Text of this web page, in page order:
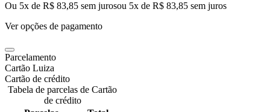
Ou 5x de R$ 83,85 sem jurosou 5x de R$ 83,85 sem juros
Ver opções de pagamento
Parcelamento
Cartão Luiza
Cartão de crédito
Tabela de parcelas de Cartão
de crédito